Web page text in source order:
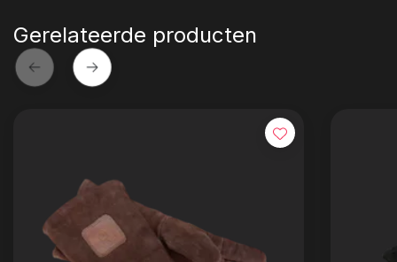
Gerelateerde producten